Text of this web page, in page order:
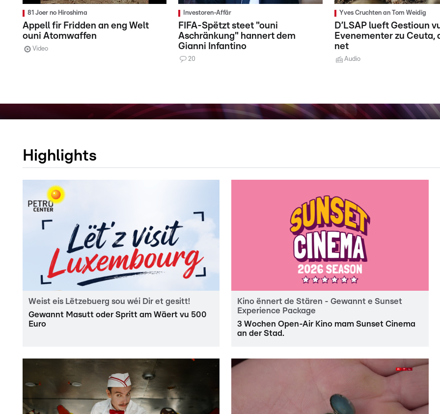
81 Joer no Hiroshima
Appell fir Fridden an eng Welt
ouni Atomwaffen
Video
Investoren-Affär
FIFA-Spëtzt steet "ouni
Aschränkung" hannert dem
Gianni Infantino
20
Yves Cruchten an Tom Weidig
D’LSAP lueft Gestioun
Evenementer zu Ceuta,
net
Audio
Highlights
Weist eis Lëtzebuerg sou wéi Dir et gesitt!
Gewannt Masutt oder Spritt am Wäert vu 500
Euro
Kino ënnert de Stären - Gewannt e Sunset
Experience Package
3 Wochen Open-Air Kino mam Sunset Cinema
an der Stad.